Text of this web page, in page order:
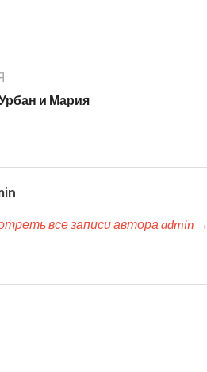
и Мария
все записи автора admin →